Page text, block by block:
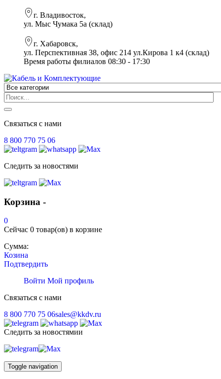
г. Владивосток,
ул. Мыс Чумака 5а (склад)
г. Хабаровск,
ул. Перспективная 38, офис 214 ул.Кирова 1 к4 (склад)
Время работы филиалов 08:30 - 17:30
Связаться с нами
8 800 770 75 06
Следить за новостями
Корзина -
0
Сейчас 0 товар(ов) в корзине
Сумма:
Козина
Подтвердить
Войти Мой профиль
Связаться с нами
8 800 770 75 06sales@kkdv.ru
Следить за новостямии
Toggle navigation